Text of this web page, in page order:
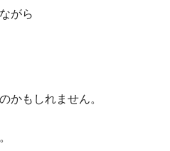
がら
かもしれません。